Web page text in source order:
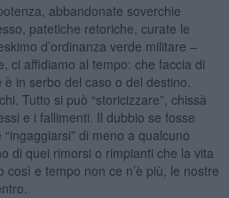
abbandonate soverchie
patetiche retoriche, curate le
d’ordinanza verde militare –
ci affidiamo al tempo: che faccia di
in serbo del caso o del destino.
Tutto si può “storicizzare”, chissà
e i fallimenti. Il dubbio se fosse
di meno a qualcuno
di quei rimorsi o rimpianti che la vita
e tempo non ce n’è più, le nostre